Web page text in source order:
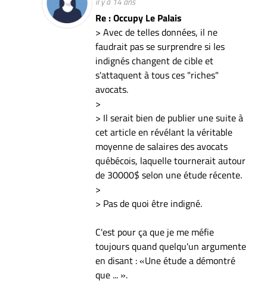
Re : Occupy Le Palais
> Avec de telles données, il ne
faudrait pas se surprendre si les
indignés changent de cible et
s'attaquent à tous ces "riches"
avocats.
>
> Il serait bien de publier une suite à
cet article en révélant la véritable
moyenne de salaires des avocats
québécois, laquelle tournerait autour
de 30000$ selon une étude récente.
>
> Pas de quoi être indigné.
C'est pour ça que je me méfie
toujours quand quelqu'un argumente
en disant : «Une étude a démontré
que ... ».